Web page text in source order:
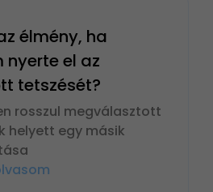
élmény, ha
nyerte el az
tetszését?
rosszul megválasztott
helyett egy másik